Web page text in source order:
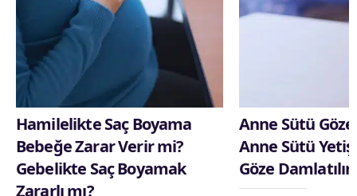
Hamilelikte Saç Boyama
Bebeğe Zarar Verir mi?
Gebelikte Saç Boyamak
Zararlı mı?
Anne Sütü
Anne Sütü
Göze Damlatılır